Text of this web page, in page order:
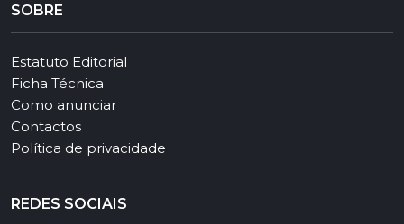
SOBRE
Estatuto Editorial
Ficha Técnica
Como anunciar
Contactos
Política de privacidade
REDES SOCIAIS